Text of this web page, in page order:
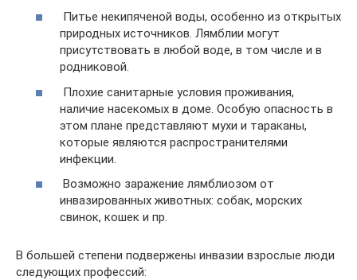
Питье некипяченой воды, особенно из открытых
природных источников. Лямблии могут
присутствовать в любой воде, в том числе и в
родниковой.
Плохие санитарные условия проживания,
наличие насекомых в доме. Особую опасность в
этом плане представляют мухи и тараканы,
которые являются распространителями
инфекции.
Возможно заражение лямблиозом от
инвазированных животных: собак, морских
свинок, кошек и пр.
В большей степени подвержены инвазии взрослые люди
следующих профессий: